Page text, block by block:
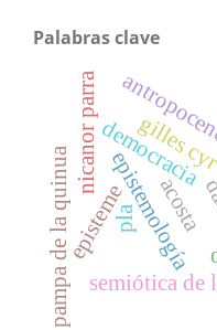
Palabras clave
democracia
gilles
epistemología
episteme acosta
nicanor parra
semiótica de
pla
pampa de la quinua